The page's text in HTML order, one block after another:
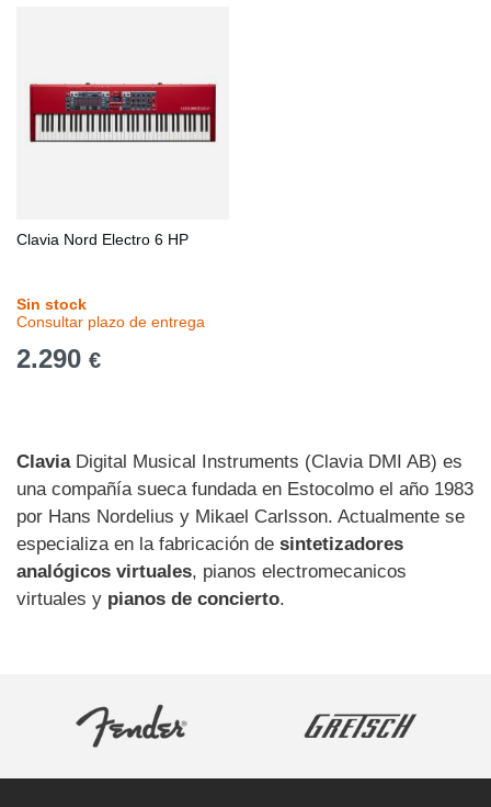
Clavia Nord Electro 6 HP
Sin stock
Consultar plazo de entrega
2.290 €
ClaviaDigital Musical Instruments (Clavia DMI AB) es
una compañía sueca fundada en Estocolmo el año 1983
por Hans Nordelius y Mikael Carlsson. Actualmente se
especializa en la fabricación de sintetizadores
analógicos virtuales, pianos electromecanicos
virtuales y pianos de concierto.